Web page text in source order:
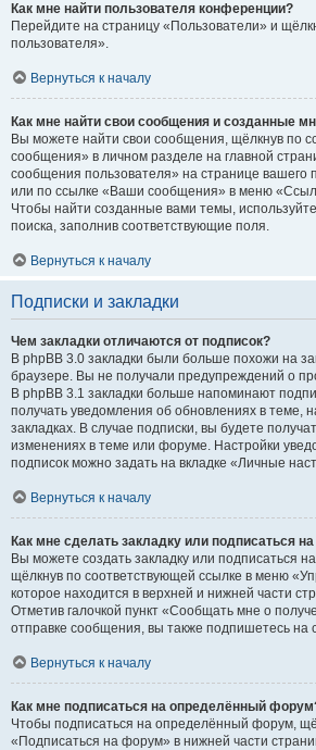
Как мне найти пользователя конференции?
Перейдите на страницу «Пользователи» и
пользователя».
Вернуться к началу
Как мне найти свои сообщения и созданные
Вы можете найти свои сообщения, щёлкнув по
сообщения» в личном разделе на главной
сообщения пользователя» на странице
или по ссылке «Ваши сообщения» в меню
Чтобы найти созданные вами темы,
поиска, заполнив соответствующие поля.
Вернуться к началу
Подписки и закладки
Чем закладки отличаются от подписок?
В phpBB 3.0 закладки были больше похожи на
браузере. Вы не получали предупреждений о
В phpBB 3.1 закладки больше напоминают
получать уведомления об обновлениях в теме,
закладках. В случае подписки, вы будете
изменениях в теме или форуме. Настройки
подписок можно задать на вкладке «Личные
Вернуться к началу
Как мне сделать закладку или подписаться
Вы можете создать закладку или подписаться
щёлкнув по соответствующей ссылке в меню
которое находится в верхней и нижней части
Отметив галочкой пункт «Сообщать мне о
отправке сообщения, вы также подпишетесь на
Вернуться к началу
Как мне подписаться на определённый
Чтобы подписаться на определённый форум,
«Подписаться на форум» в нижней части